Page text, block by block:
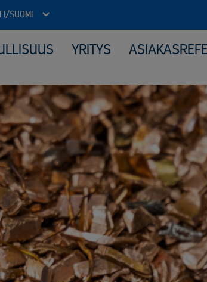
FI/SUOMI
Arkistojen tyhjennys ja tietoturvatuhous
Autokierrätyspalvelut kunnille
ICT-laitteiden tietoturvallinen uusiokäyttö​
Kiinteähintaiset tuhous- ja kierrätyspaketit
Komposiitin kierrätys
Monipuolinen yhteistyö kunnallisten jäteyhtiöiden
Purkuprojektit
Räätälöity viranomaisyhteistyö
Sähköinen siirtoasiakirjapalvelu
Valvotut tietoturvatuhoukset
Virkapukujen ja työvaatteiden tietoturvallinen kierrätys
Yliopistot ja tutkimuspalvelut​
YRITYS